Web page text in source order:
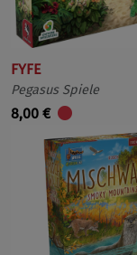
FYFE
Pegasus Spiele
8,00 €